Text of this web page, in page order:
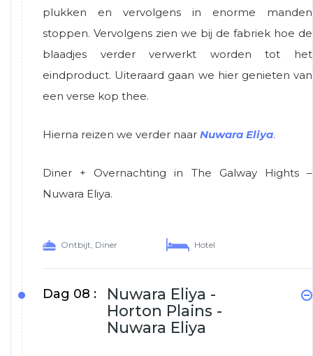
plukken en vervolgens in enorme manden
stoppen. Vervolgens zien we bij de fabriek hoe de
blaadjes verder verwerkt worden tot het
eindproduct. Uiteraard gaan we hier genieten van
een verse kop thee.
Hierna reizen we verder naar Nuwara Eliya.
Diner + Overnachting in The Galway Hights –
Nuwara Eliya.
Ontbijt, Diner Hotel
Dag 08 :
Nuwara Eliya -
Horton Plains -
Nuwara Eliya